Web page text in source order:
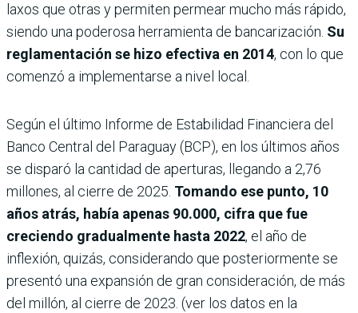
laxos que otras y permiten permear mucho más rápido,
siendo una poderosa herramienta de bancarización. Su
reglamentación se hizo efectiva en 2014, con lo que
comenzó a implementarse a nivel local.
Según el último Informe de Estabilidad Financiera del
Banco Central del Paraguay (BCP), en los últimos años
se disparó la cantidad de aperturas, llegando a 2,76
millones, al cierre de 2025. Tomando ese punto, 10
años atrás, había apenas 90.000, cifra que fue
creciendo gradualmente hasta 2022, el año de
inflexión, quizás, considerando que posteriormente se
presentó una expansión de gran consideración, de más
del millón, al cierre de 2023. (ver los datos en la